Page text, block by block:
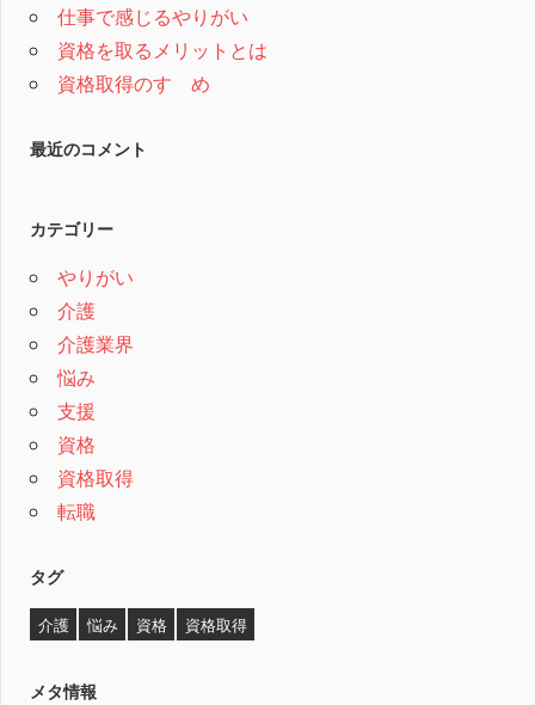
仕事で感じるやりがい
資格を取るメリットとは
資格取得のすゝめ
最近のコメント
カテゴリー
やりがい
介護
介護業界
悩み
支援
資格
資格取得
転職
タグ
介護 悩み 資格 資格取得
メタ情報